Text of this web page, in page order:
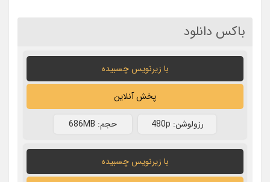
باکس دانلود
با زیرنویس چسبیده
پخش آنلاین
رزولوشن: 480p حجم: 686MB
با زیرنویس چسبیده